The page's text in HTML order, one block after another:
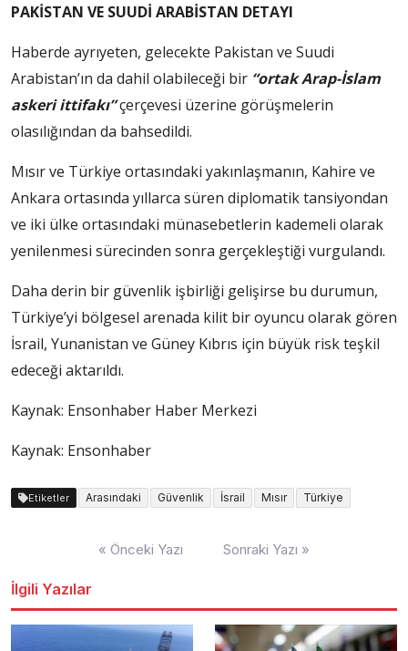
PAKİSTAN VE SUUDİ ARABİSTAN DETAYI
Haberde ayrıyeten, gelecekte Pakistan ve Suudi
Arabistan’ın da dahil olabileceği bir “ortak Arap-İslam
askeri ittifakı”çerçevesi üzerine görüşmelerin
olasılığından da bahsedildi.
Mısır ve Türkiye ortasındaki yakınlaşmanın, Kahire ve
Ankara ortasında yıllarca süren diplomatik tansiyondan
ve iki ülke ortasındaki münasebetlerin kademeli olarak
yenilenmesi sürecinden sonra gerçekleştiği vurgulandı.
Daha derin bir güvenlik işbirliği gelişirse bu durumun,
Türkiye’yi bölgesel arenada kilit bir oyuncu olarak gören
İsrail, Yunanistan ve Güney Kıbrıs için büyük risk teşkil
edeceği aktarıldı.
Kaynak: Ensonhaber Haber Merkezi
Kaynak: Ensonhaber
Etiketler Arasındaki Güvenlik İsrail Mısır Türkiye
« Önceki Yazı Sonraki Yazı »
İlgili Yazılar